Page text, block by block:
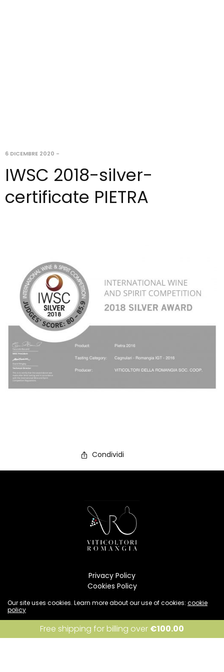
6 DICEMBRE 2020 -
IWSC 2018-silver-
certificate PIETRA
Condividi
Privacy Policy
Cookies Policy
Resi e rimborsi
INFO
Our site uses cookies. Learn more about our use of cookies: cookie
policy
I accept
Free shipping for billing over €100.00